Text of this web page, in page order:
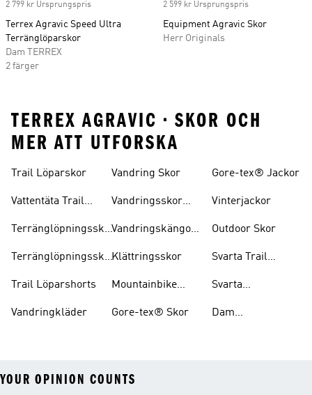
2 799 kr Ursprungspris
Terrex Agravic Speed Ultra
Terränglöparskor
Dam TERREX
2 färger
2 599 kr Ursprungspris
Equipment Agravic Skor
Herr Originals
TERREX AGRAVIC • SKOR OCH
MER ATT UTFORSKA
Trail Löparskor
Vattentäta Trail
Terränglöpningsskor
Terränglöpningsskor
Trail Löparshorts
Vandringkläder
Vandring Skor
Vandringsskor
Vandringskängor
Klättringsskor
Mountainbike
Gore-tex® Skor
Gore-tex® Jackor
Vinterjackor
Outdoor Skor
Svarta Trail
Svarta
Dam
YOUR OPINION COUNTS